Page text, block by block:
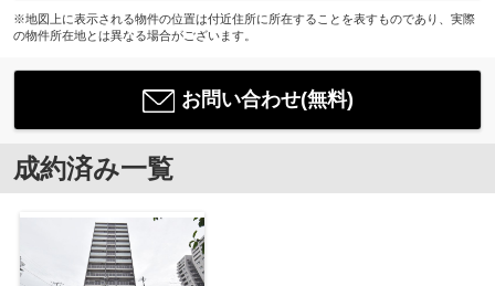
※地図上に表示される物件の位置は付近住所に所在することを表すものであり、実際
の物件所在地とは異なる場合がございます。
お問い合わせ(無料)
成約済み一覧